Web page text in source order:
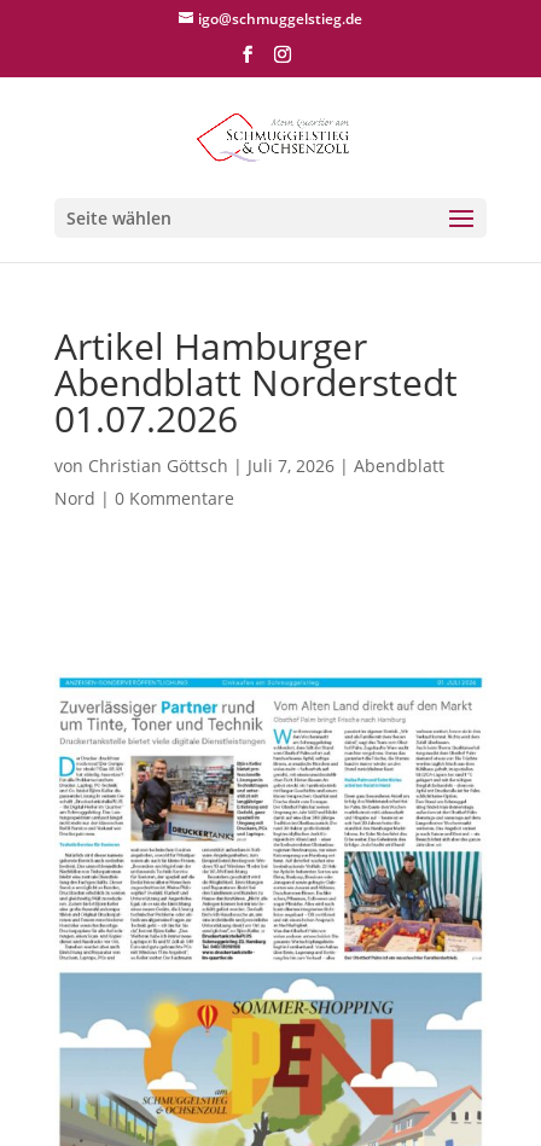
igo@schmuggelstieg.de
Seite wählen
Artikel Hamburger
Abendblatt Norderstedt
01.07.2026
von Christian Göttsch | Juli 7, 2026| Abendblatt
Nord | 0 Kommentare